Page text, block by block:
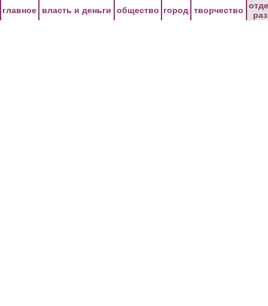
главное власть и деньги общество город творчество